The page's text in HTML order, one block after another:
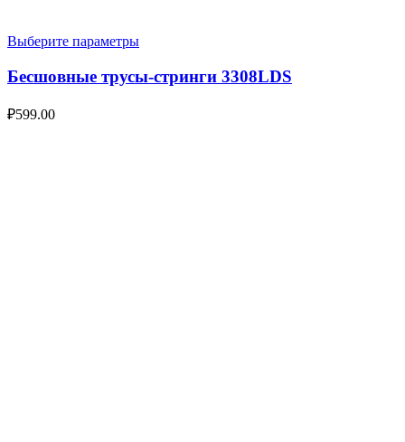
Выберите параметры
Бесшовные трусы-стринги 3308LDS
₽599.00